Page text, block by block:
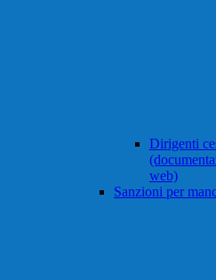
Dirigenti
web)
Sanzioni per